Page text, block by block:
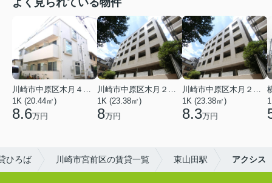
1K (20.44㎡)
8.6万円
1K (23.38㎡)
8万円
1K (23.38㎡)
8.3万円
ひろば 川崎市宮前区の賃貸一覧 東山田駅 アクシス